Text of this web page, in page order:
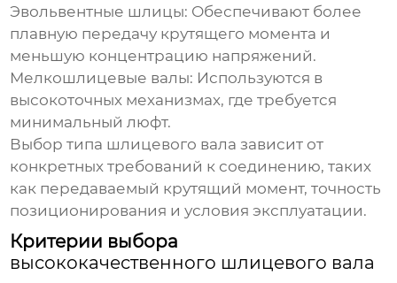
Эвольвентные шлицы: Обеспечивают более
плавную передачу крутящего момента и
меньшую концентрацию напряжений.
Мелкошлицевые валы: Используются в
высокоточных механизмах, где требуется
минимальный люфт.
Выбор типа шлицевого вала зависит от
конкретных требований к соединению, таких
как передаваемый крутящий момент, точность
позиционирования и условия эксплуатации.
Критерии выбора
высококачественного шлицевого вала